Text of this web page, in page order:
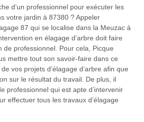
d’un professionnel pour exécuter les
votre jardin à 87380 ? Appeler
87 qui se localise dans la Meuzac à
en élagage d’arbre doit faire
de professionnel. Pour cela, Picque
mettre tout son savoir-faire dans ce
vos projets d’élagage d’arbre afin que
sur le résultat du travail. De plus, il
professionnel qui est apte d’intervenir
effectuer tous les travaux d’élagage